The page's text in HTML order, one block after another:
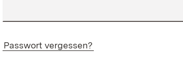
Passwort vergessen?